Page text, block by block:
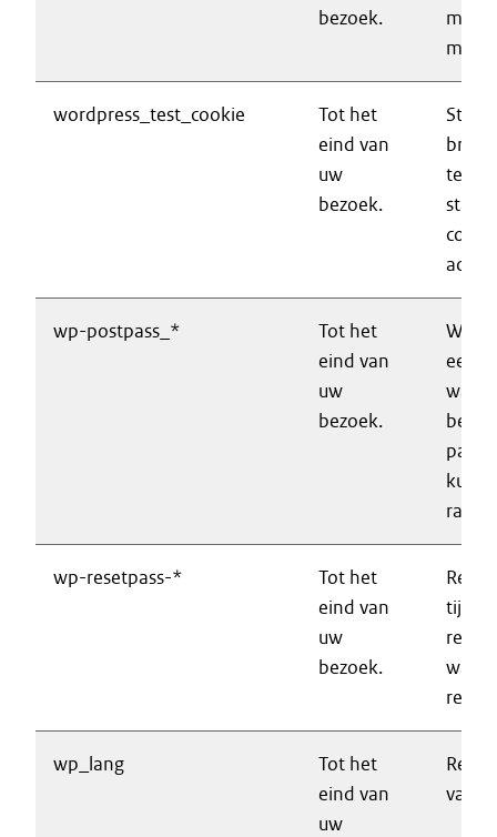
bezoek.
wordpress_test_cookie
Tot het
eind van
uw
bezoek.
Stelt
staat
wp-postpass_*
Tot het
eind van
uw
bezoek.
een
wp-resetpass-*
Tot het
eind van
uw
bezoek.
reset
wp_lang
Tot het
eind van
uw
van